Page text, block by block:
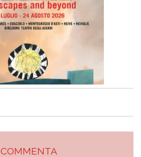
COMMENTA